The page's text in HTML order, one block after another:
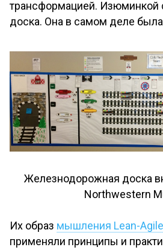
трансформацией. Изюминкой
доска. Она в самом деле
Железнодорожная доска
Northwestern
Их образ мышления Lean-Agile
применяли принципы и